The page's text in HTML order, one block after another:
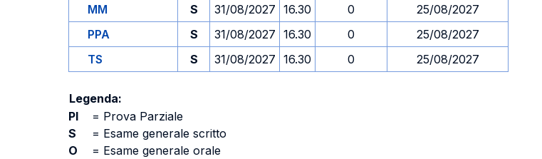
MM
S 31/08/2027 16.30 0
25/08/2027
PPA
S 31/08/2027 16.30 0
25/08/2027
TS
S 31/08/2027 16.30 0 25/08/2027
Legenda:
PI
= Prova Parziale
S
= Esame generale scritto
O
= Esame generale orale